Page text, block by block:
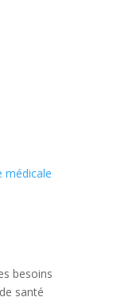
médicale
besoins
santé